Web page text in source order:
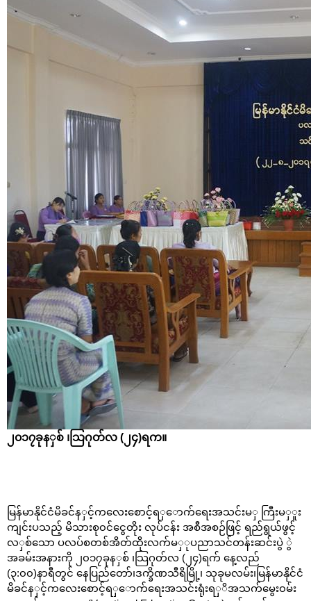
၂၀၁၇ခုနှစ် ၊သြဂုတ်လ (၂၄)ရက။
မြန်မာနိုင်ငံမိခင်နှင့်ကလေးစောင့်ရှောက်ရေးအသင်းမှ ကြီးမှူး
ကျင်းပသည့် မိသားစု၀င်ငွေတိုး လုပ်ငန်း အစီအစဉ်ဖြင့် ရည်ရွယ်ဖွင့်
လှစ်သော ပလပ်စတစ်အိတ်ထိုးလက်မှုပညာသင်တန်းဆင်းပွဲ ွဲ
အခမ်းအနားကို
၂၀၁၇ခုနှစ် ၊သြဂုတ်လ (၂၄)ရက် နေ့လည်
(၃:၀၀)နာရီတွင် နေပြည်တော်၊ဒက္ခိဏသီရိမြို့၊ သုခုမလမ်း၊မြန်မာနိုင်ငံ
မိခင်နှင့်ကလေးစောင့်ရှောက်ရေးအသင်းရုံးရှိအသက်မွေး၀မ်း